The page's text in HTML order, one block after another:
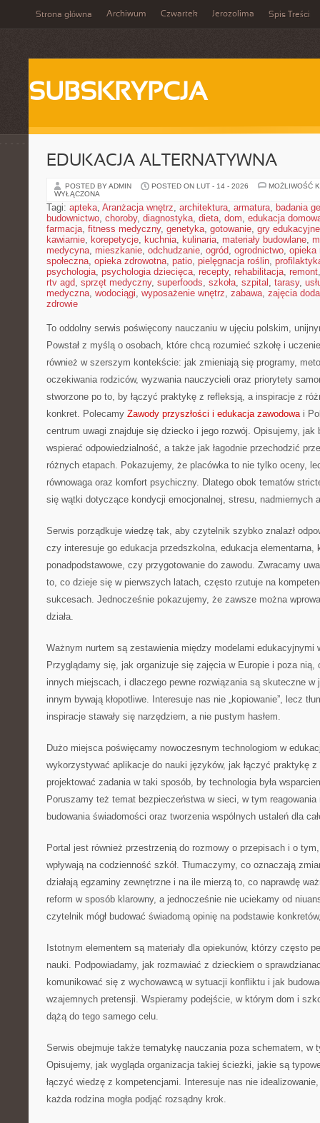
Strona główna Archiwum Czwartek Jerozolima Spis Treści
SUBSKRYPCJA
EDUKACJA ALTERNATYWNA
POSTED BY ADMIN POSTED ON LUT - 14 - 2026
MOŻLIWOŚĆ
WYŁĄCZONA
Tagi: apteka, Aranżacja wnętrz, architektura, armatura, badania
budownictwo, choroby, diagnostyka, dieta, dom, edukacja
farmacja, fitness medyczny, genetyka, gotowanie, gry edukacyjne
kawiarnie, korepetycje, kuchnia, kulinaria, materiały budowlane,
medycyna, mieszkanie, odchudzanie, ogród, ogrodnictwo, opieka
społeczna, opieka zdrowotna, patio, pielęgnacja roślin,
psychologia, psychologia dziecięca, recepty, rehabilitacja, remont
rtv agd, sprzęt medyczny, superfoods, szkoła, szpital , tarasy,
medyczna, wodociągi, wyposażenie wnętrz, zabawa, zajęcia
zdrowie
To oddolny serwis poświęcony nauczaniu w ujęciu polskim,
Powstał z myślą o osobach, które chcą rozumieć szkołę i
również w szerszym kontekście: jak zmieniają się programy,
oczekiwania rodziców, wyzwania nauczycieli oraz priorytety
stworzone po to, by łączyć praktykę z refleksją, a inspiracje z
konkret. Polecamy Zawody przyszłości i edukacja zawodowai
centrum uwagi znajduje się dziecko i jego rozwój. Opisujemy, jak
wspierać odpowiedzialność, a także jak łagodnie przechodzić
różnych etapach. Pokazujemy, że placówka to nie tylko oceny,
równowaga oraz komfort psychiczny. Dlatego obok tematów
się wątki dotyczące kondycji emocjonalnej, stresu, nadmiernych
Serwis porządkuje wiedzę tak, aby czytelnik szybko znalazł
czy interesuje go edukacja przedszkolna, edukacja elementarna,
ponadpodstawowe, czy przygotowanie do zawodu. Zwracamy
to, co dzieje się w pierwszych latach, często rzutuje na
sukcesach. Jednocześnie pokazujemy, że zawsze można
działa.
Ważnym nurtem są zestawienia między modelami edukacyjnymi
Przyglądamy się, jak organizuje się zajęcia w Europie i poza nią,
innych miejscach, i dlaczego pewne rozwiązania są skuteczne w
innym bywają kłopotliwe. Interesuje nas nie „kopiowanie”, lecz
inspiracje stawały się narzędziem, a nie pustym hasłem.
Dużo miejsca poświęcamy nowoczesnym technologiom w
wykorzystywać aplikacje do nauki języków, jak łączyć praktykę
projektować zadania w taki sposób, by technologia była
Poruszamy też temat bezpieczeństwa w sieci, w tym reagowania
budowania świadomości oraz tworzenia wspólnych ustaleń dla
Portal jest również przestrzenią do rozmowy o przepisach i o
wpływają na codzienność szkół. Tłumaczymy, co oznaczają
działają egzaminy zewnętrzne i na ile mierzą to, co naprawdę
reform w sposób klarowny, a jednocześnie nie uciekamy od
czytelnik mógł budować świadomą opinię na podstawie
Istotnym elementem są materiały dla opiekunów, którzy często
nauki. Podpowiadamy, jak rozmawiać z dzieckiem o
komunikować się z wychowawcą w sytuacji konfliktu i jak
wzajemnych pretensji. Wspieramy podejście, w którym dom i
dążą do tego samego celu.
Serwis obejmuje także tematykę nauczania poza schematem, w
Opisujemy, jak wygląda organizacja takiej ścieżki, jakie są
łączyć wiedzę z kompetencjami. Interesuje nas nie
każda rodzina mogła podjąć rozsądny krok.